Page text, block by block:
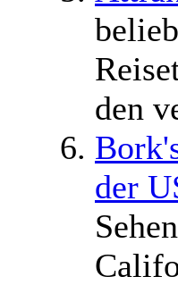
den
der